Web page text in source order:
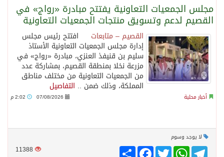
مجلس الجمعيات التعاونية يفتتح مبادرة «رواج» في
القصيم لدعم وتسويق منتجات الجمعيات التعاونية
القصيم – متابعات افتتح رئيس مجلس
إدارة مجلس الجمعيات التعاونية الأستاذ
سليم بن قنيفذ العنزي، مبادرة «رواج» في
مزرعة نخلا بمنطقة القصيم، بمشاركة عدد
من الجمعيات التعاونية من مختلف مناطق
المملكة، وذلك ضمن .. التفاصيل
أخبار محلية 07/08/2026
لا يوجد وسوم
11388 انشر
FacebookTwitter
WhatsAppTelegram